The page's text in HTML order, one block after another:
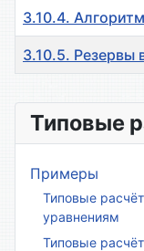
3.10.4.
3.10.5. Резервы
Типовые
Примеры
Типовые
уравнениям
Типовые